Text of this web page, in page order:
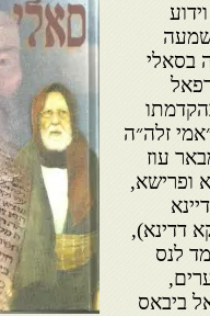
בסאלי
זלה״ה
עוז
ופרישא,
דדינא),
לנס
ביבאס